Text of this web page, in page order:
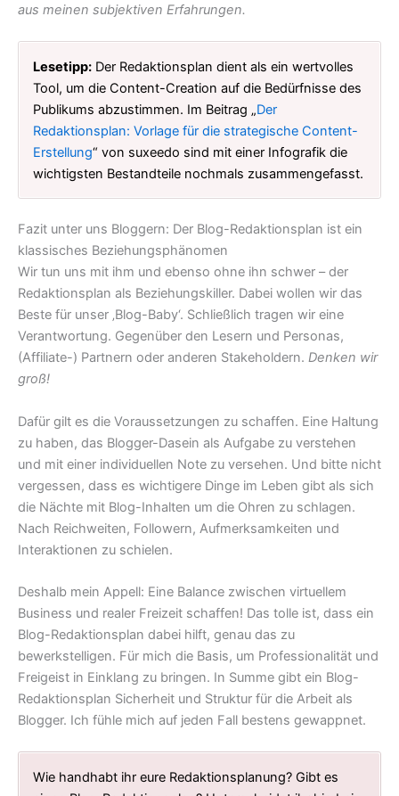
aus meinen subjektiven Erfahrungen.
Lesetipp:Der Redaktionsplan dient als ein wertvolles
Tool, um die Content-Creation auf die Bedürfnisse des
Publikums abzustimmen. Im Beitrag „Der
Redaktionsplan: Vorlage für die strategische Content-
Erstellung“ von suxeedo sind mit einer Infografik die
wichtigsten Bestandteile nochmals zusammengefasst.
Fazit unter uns Bloggern: Der Blog-Redaktionsplan ist ein
klassisches Beziehungsphänomen
Wir tun uns mit ihm und ebenso ohne ihn schwer – der
Redaktionsplan als Beziehungskiller. Dabei wollen wir das
Beste für unser ‚Blog-Baby‘. Schließlich tragen wir eine
Verantwortung. Gegenüber den Lesern und Personas,
(Affiliate-) Partnern oder anderen Stakeholdern. Denken wir
groß!
Dafür gilt es die Voraussetzungen zu schaffen. Eine Haltung
zu haben, das Blogger-Dasein als Aufgabe zu verstehen
und mit einer individuellen Note zu versehen. Und bitte nicht
vergessen, dass es wichtigere Dinge im Leben gibt als sich
die Nächte mit Blog-Inhalten um die Ohren zu schlagen.
Nach Reichweiten, Followern, Aufmerksamkeiten und
Interaktionen zu schielen.
Deshalb mein Appell: Eine Balance zwischen virtuellem
Business und realer Freizeit schaffen! Das tolle ist, dass ein
Blog-Redaktionsplan dabei hilft, genau das zu
bewerkstelligen. Für mich die Basis, um Professionalität und
Freigeist in Einklang zu bringen. In Summe gibt ein Blog-
Redaktionsplan Sicherheit und Struktur für die Arbeit als
Blogger. Ich fühle mich auf jeden Fall bestens gewappnet.
Wie handhabt ihr eure Redaktionsplanung? Gibt es